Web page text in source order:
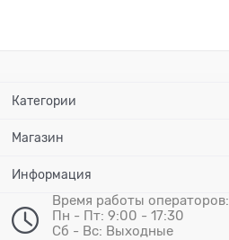
Категории
Магазин
Информация
Время работы операторов:
Пн - Пт: 9:00 - 17:30
Сб - Вс: Выходные